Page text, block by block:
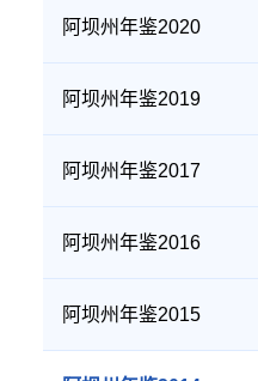
阿坝州年鉴2020
阿坝州年鉴2019
阿坝州年鉴2017
阿坝州年鉴2016
阿坝州年鉴2015